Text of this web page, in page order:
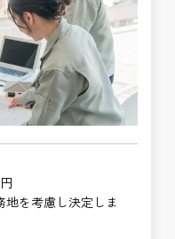
を考慮し決定しま